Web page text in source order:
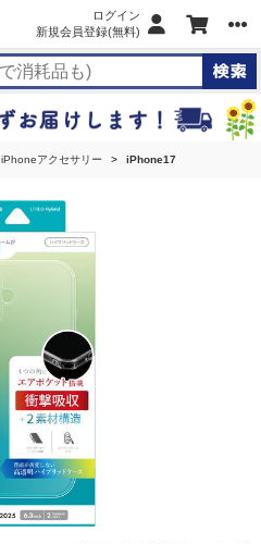
ログイン
新規会員登録(無料)
iPhoneアクセサリー iPhone17